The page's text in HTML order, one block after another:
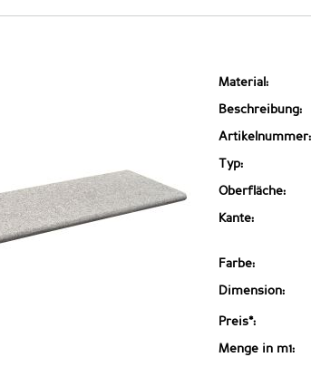
Material:
Beschreibung:
Artikelnummer:
Typ:
Oberfläche:
Kante:
Farbe:
Dimension:
Preis*:
Menge in m1: